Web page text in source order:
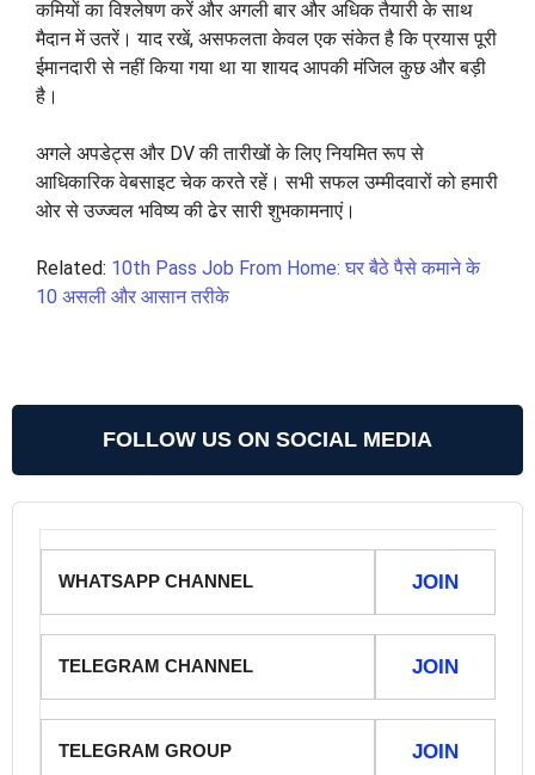
कमियों का विश्लेषण करें और अगली बार और अधिक तैयारी के साथ
मैदान में उतरें। याद रखें, असफलता केवल एक संकेत है कि प्रयास पूरी
ईमानदारी से नहीं किया गया था या शायद आपकी मंजिल कुछ और बड़ी
है।
अगले अपडेट्स और DV की तारीखों के लिए नियमित रूप से
आधिकारिक वेबसाइट चेक करते रहें। सभी सफल उम्मीदवारों को हमारी
ओर से उज्ज्वल भविष्य की ढेर सारी शुभकामनाएं।
Related: 10th Pass Job From Home: घर बैठे पैसे कमाने के
10 असली और आसान तरीके
FOLLOW US ON SOCIAL MEDIA
WHATSAPP CHANNEL JOIN
TELEGRAM CHANNEL JOIN
TELEGRAM GROUP JOIN